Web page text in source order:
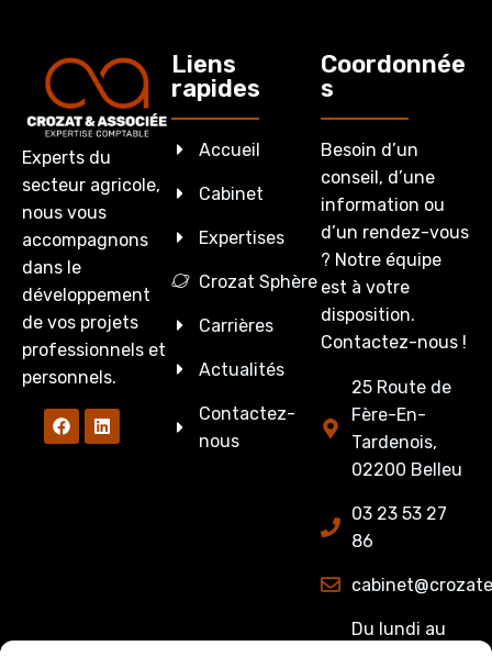
Experts du
secteur agricole,
nous vous
accompagnons
dans le
développement
de vos projets
professionnels et
personnels.
Liens
rapides
Accueil
Cabinet
Expertises
Crozat Sphère
Carrières
Actualités
Contactez-
nous
Coordonnée
s
Besoin d’un
conseil, d’une
information ou
d’un rendez-vous
? Notre équipe
est à votre
disposition.
Contactez-nous !
25 Route de
Fère-En-
Tardenois,
02200 Belleu
03 23 53 27
86
Du lundi au